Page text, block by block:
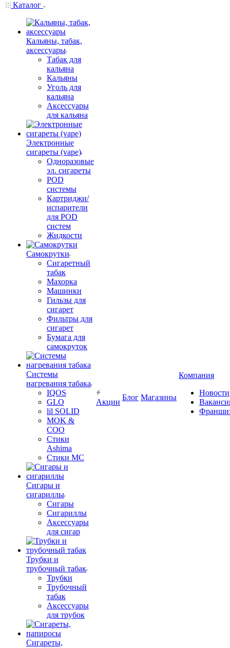
Каталог
Кальяны, табак,
аксессуары
Табак для
кальяна
Кальяны
Уголь для
кальяна
Аксессуары
для кальяна
Электронные
сигареты (vape)
Одноразовые
эл. сигареты
POD
системы
Картриджи/
испарители
для POD
систем
Жидкости
Самокрутки
Сигаретный
табак
Махорка
Машинки
Гильзы для
сигарет
Фильтры для
сигарет
Бумага для
самокруток
Системы
нагревания табака
IQOS
GLO
lil SOLID
MOK &
COO
Стики
Ashima
Стики MC
Сигары и
сигариллы
Сигары
Сигариллы
Аксессуары
для сигар
Трубки и
трубочный табак
Трубки
Трубочный
табак
Аксессуары
для трубок
Сигареты,
Акции
Блог Магазины
Компания
Новости